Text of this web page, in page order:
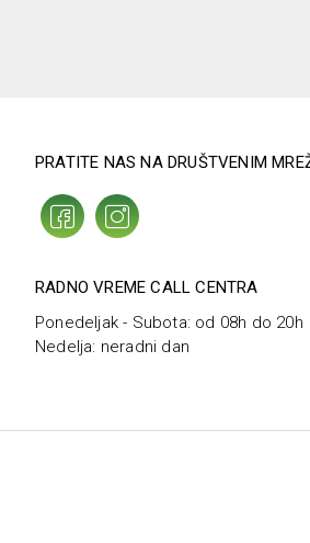
PRATITE NAS NA DRUŠTVENIM
RADNO VREME CALL CENTRA
Ponedeljak - Subota: od 08h do 20h
Nedelja: neradni dan